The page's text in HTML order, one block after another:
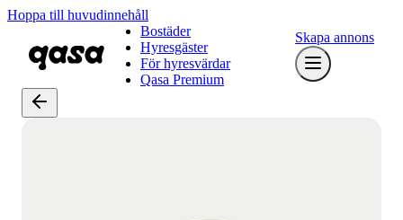
Hoppa till huvudinnehåll
Bostäder
Hyresgäster
För hyresvärdar
Qasa Premium
Skapa annons